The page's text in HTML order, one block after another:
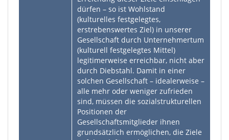
dürfen – so ist Wohlstand
(kulturelles festgelegtes,
erstrebenswertes Ziel) in unserer
Gesellschaft durch Unternehmertum
(kulturell festgelegtes Mittel)
legitimerweise erreichbar, nicht aber
durch Diebstahl. Damit in einer
solchen Gesellschaft – idealerweise –
alle mehr oder weniger zufrieden
sind, müssen die sozialstrukturellen
Positionen der
Gesellschaftsmitglieder ihnen
grundsätzlich ermöglichen, die Ziele